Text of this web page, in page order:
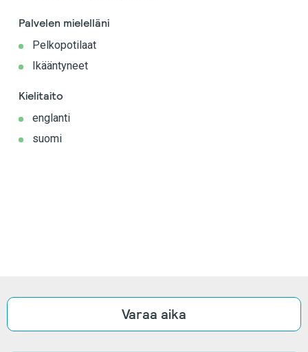
Palvelen mielelläni
Pelkopotilaat
Ikääntyneet
Kielitaito
englanti
suomi
Varaa aika